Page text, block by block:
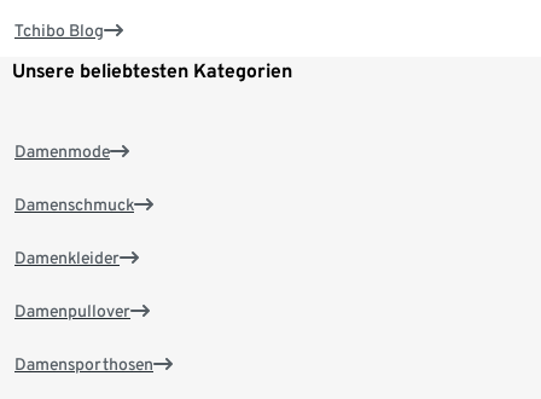
Tchibo Blog
Unsere beliebtesten Kategorien
Damenmode
Damenschmuck
Damenkleider
Damenpullover
Damensporthosen